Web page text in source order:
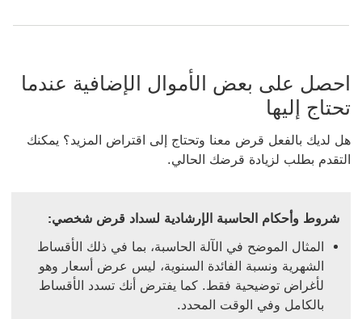
احصل على بعض الأموال الإضافية عندما
تحتاج إليها
هل لديك بالفعل قرض معنا وتحتاج إلى اقتراض المزيد؟ يمكنك
التقدم بطلب لزيادة قرضك الحالي.
‏‫شروط وأحكام ‏‫الحاسبة الإرشادية لسداد قرض شخصي:
المثال الموضح في الآلة الحاسبة، بما في ذلك الأقساط
الشهرية ونسبة الفائدة السنوية، ليس عرض أسعار وهو
لأغراض توضيحية فقط. كما يفترض أنك تسدد الأقساط
بالكامل وفي الوقت المحدد.